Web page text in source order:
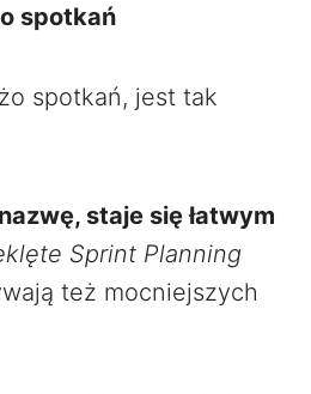
spotkań
spotkań, jest tak
staje się łatwym
Sprint Planning
też mocniejszych